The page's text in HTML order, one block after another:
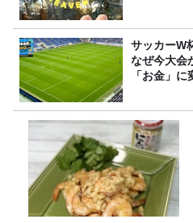
サッカーW
なぜ今大
「お金」